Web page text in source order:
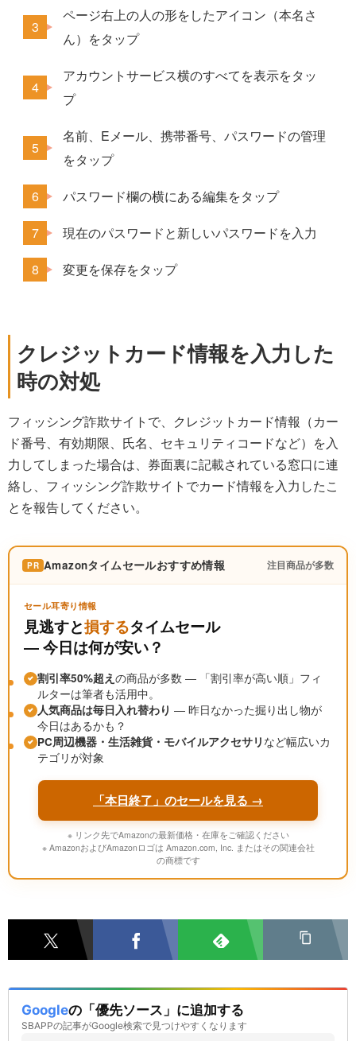
ページ右上の人の形をしたアイコン（本名さ
ん）をタップ
アカウントサービス横のすべてを表示をタッ
プ
名前、Eメール、携帯番号、パスワードの管理
をタップ
パスワード欄の横にある編集をタップ
現在のパスワードと新しいパスワードを入力
変更を保存をタップ
クレジットカード情報を入力した
時の対処
フィッシング詐欺サイトで、クレジットカード情報（カー
ド番号、有効期限、氏名、セキュリティコードなど）を入
力してしまった場合は、券面裏に記載されている窓口に連
絡し、フィッシング詐欺サイトでカード情報を入力したこ
とを報告してください。
PR Amazonタイムセールおすすめ情報 注目商品が多数
セール耳寄り情報
見逃すと損するタイムセール
― 今日は何が安い？
割引率50%超え の商品が多数 ― 「割引率が高い順」フィ
ルターは筆者も活用中。
人気商品は毎日入れ替わり ― 昨日なかった掘り出し物が
今日はあるかも？
PC周辺機器・生活雑貨・モバイルアクセサリ など幅広いカ
テゴリが対象
「本日終了」のセールを見る →
※ リンク先でAmazonの最新価格・在庫をご確認ください
※ AmazonおよびAmazonロゴは Amazon.com, Inc. またはその関連会社
の商標です
Googleの「優先ソース」に追加する
SBAPPの記事がGoogle検索で見つけやすくなります